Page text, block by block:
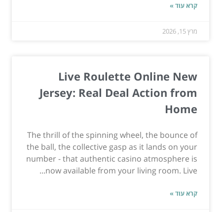
קרא עוד »
מרץ 15, 2026
Live Roulette Online New
Jersey: Real Deal Action from
Home
The thrill of the spinning wheel, the bounce of
the ball, the collective gasp as it lands on your
number - that authentic casino atmosphere is
now available from your living room. Live...
קרא עוד »